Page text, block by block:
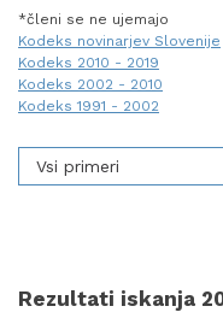
*členi se ne ujemajo
Kodeks novinarjev Slovenije
Kodeks 2010 - 2019
Kodeks 2002 - 2010
Kodeks 1991 - 2002
Vsi primeri
Rezultati iskanja